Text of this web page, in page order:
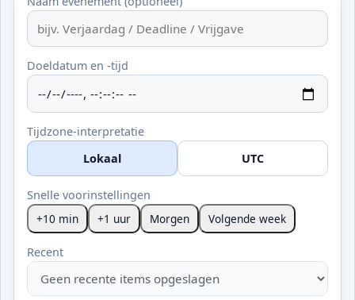
Doeldatum en -tijd
Tijdzone-interpretatie
Lokaal
UTC
Snelle voorinstellingen
+10 min
+1 uur Morgen Volgende week
Recent